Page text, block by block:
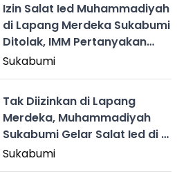
Izin Salat Ied Muhammadiyah
di Lapang Merdeka Sukabumi
Ditolak, IMM Pertanyakan
Predikat Kota Toleransi
Sukabumi
Tak Diizinkan di Lapang
Merdeka, Muhammadiyah
Sukabumi Gelar Salat Ied di 2
Lokasi
Sukabumi